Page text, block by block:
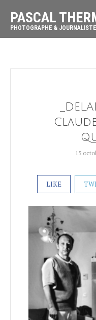
PASCAL
PHOTOGRAPHE &
15
LIKE